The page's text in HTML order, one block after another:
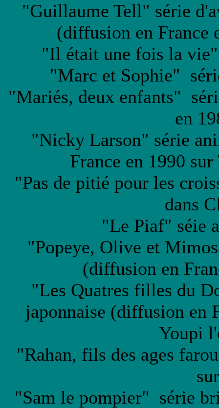
"Guillaume Tell" série
(diffusion en France
"Il était une fois la
"Marc et Sophie"
"Mariés, deux enfants"
en
"Nicky Larson" série
France en 1990
"Pas de pitié pour les
dans
"Le Piaf" séie
"Popeye, Olive et
(diffusion en
"Les Quatres filles du
japonnaise (diffusion en
Youpi
"Rahan, fils des ages
"Sam le pompier" série